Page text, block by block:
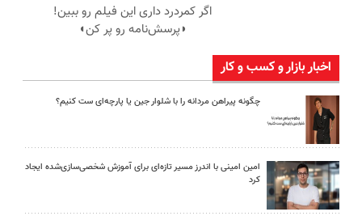
اگر کمردرد داری این فیلم رو ببین!
◗پرسش‌نامه رو پر کن◖
اخبار بازار و کسب و کار
چگونه پیراهن مردانه را با شلوار جین یا پارچه‌ای ست کنیم؟
امین امینی با اندرز مسیر تازه‌ای برای آموزش شخصی‌سازی‌شده ایجاد
کرد